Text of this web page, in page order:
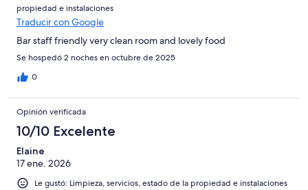
propiedad e instalaciones
Traducir con Google
Bar staff friendly very clean room and lovely food
Se hospedó 2 noches en octubre de 2025
0
Opinión verificada
10/10 Excelente
Elaine
17 ene. 2026
Le gustó: Limpieza, servicios, estado de la propiedad e instalaciones